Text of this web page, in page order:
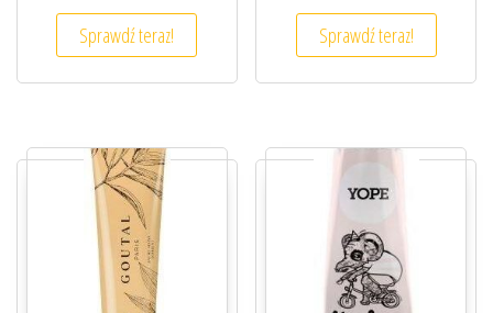
Sprawdź teraz! Sprawdź teraz!